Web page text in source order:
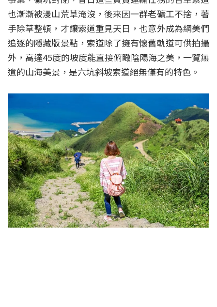
也漸漸被漫山荒草淹沒，後來因一群老礦工不捨，著
手除草整頓，才讓索道重見天日，也意外成為網美們
追逐的隱藏版景點，索道除了擁有懷舊軌道可供拍攝
外，高達45度的坡度能直接俯瞰陰陽海之美，一覽無
遺的山海美景，是六坑斜坡索道絕無僅有的特色。